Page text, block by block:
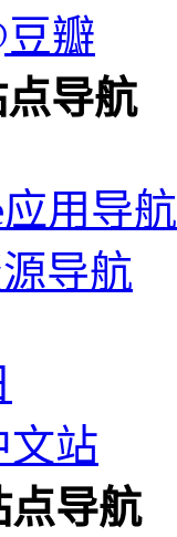
瓣
导航
应用导航
导航
文站
点导航